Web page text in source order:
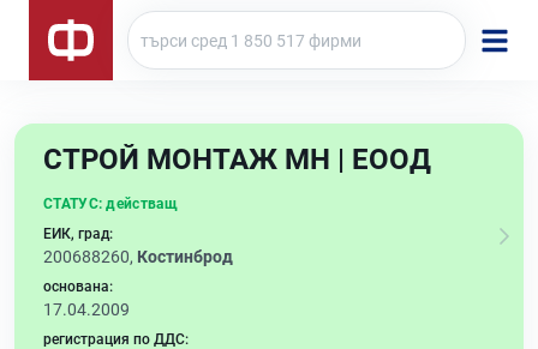
СТРОЙ МОНТАЖ МН | ЕООД
СТАТУС: действащ
ЕИК, град:
200688260, Костинброд
основана:
17.04.2009
регистрация по ДДС: